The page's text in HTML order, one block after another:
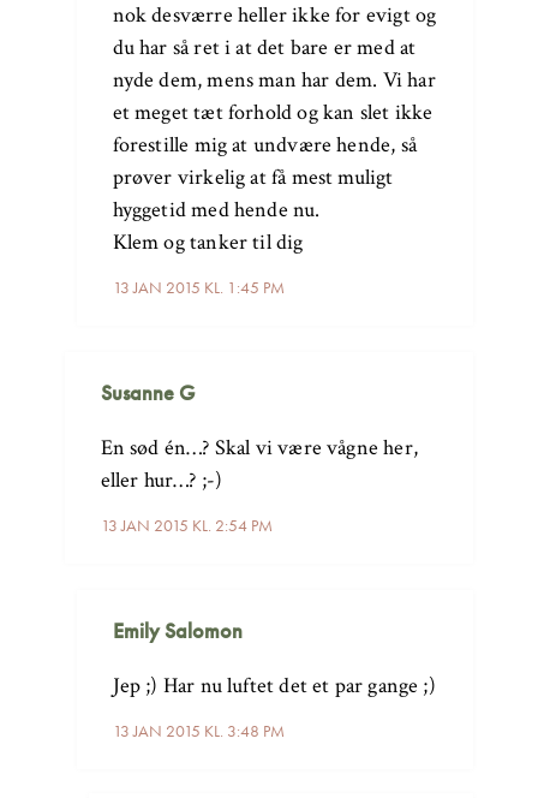
13 JAN 2015 KL. 1:45 PM
nok desværre heller ikke for evigt og
du har så ret i at det bare er med at
nyde dem, mens man har dem. Vi har
et meget tæt forhold og kan slet ikke
forestille mig at undvære hende, så
prøver virkelig at få mest muligt
hyggetid med hende nu.
Klem og tanker til dig
Susanne G
13 JAN 2015 KL. 2:54 PM
En sød én…? Skal vi være vågne her,
eller hur…? ;-)
Emily Salomon
13 JAN 2015 KL. 3:48 PM
Jep ;) Har nu luftet det et par gange ;)